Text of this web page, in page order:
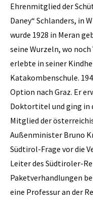
Ehrenmitglied der
Daney“ Schlanders, in
wurde 1928 in Meran
seine Wurzeln, wo
erlebte in seiner
Katakombenschule.
Option nach Graz. Er
Doktortitel und ging in
Mitglied der
Außenminister Bruno
Südtirol-Frage vor die
Leiter des Südtiroler-
Paketverhandlungen
eine Professur an der